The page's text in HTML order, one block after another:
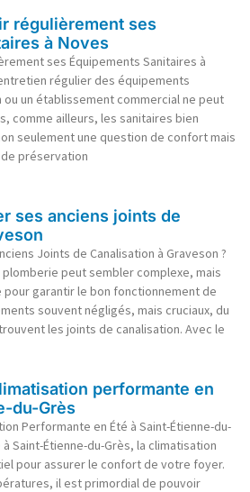
régulièrement ses
à Noves
ses Équipements Sanitaires à
régulier des équipements
ou un établissement commercial ne peut
comme ailleurs, les sanitaires bien
seulement une question de confort mais
préservation
ses anciens joints de
Joints de Canalisation à Graveson ?
peut sembler complexe, mais
pour garantir le bon fonctionnement de
souvent négligés, mais cruciaux, du
les joints de canalisation. Avec le
performante en
du-Grès
Performante en Été à Saint-Étienne-du-
Saint-Étienne-du-Grès, la climatisation
pour assurer le confort de votre foyer.
il est primordial de pouvoir